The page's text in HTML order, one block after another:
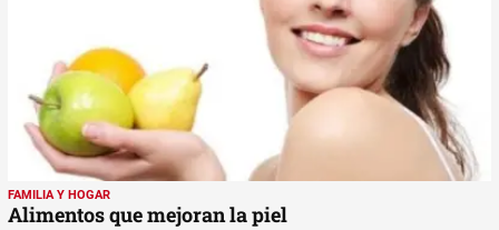
FAMILIA Y HOGAR
Alimentos que mejoran la piel